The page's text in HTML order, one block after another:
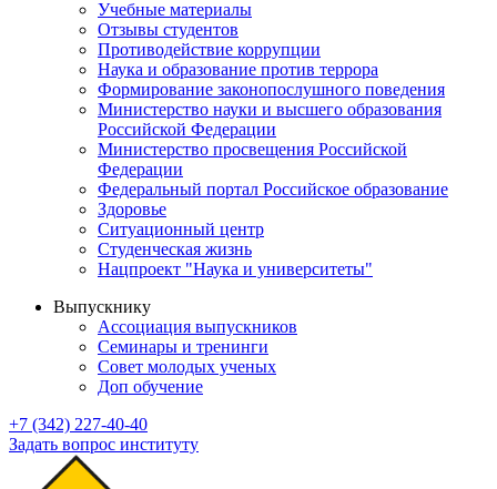
Учебные материалы
Отзывы студентов
Противодействие коррупции
Наука и образование против террора
Формирование законопослушного поведения
Министерство науки и высшего образования
Российской Федерации
Министерство просвещения Российской
Федерации
Федеральный портал Российское образование
Здоровье
Ситуационный центр
Студенческая жизнь
Нацпроект "Наука и университеты"
Выпускнику
Ассоциация выпускников
Семинары и тренинги
Совет молодых ученых
Доп обучение
+7 (342) 227-40-40
Задать вопрос институту